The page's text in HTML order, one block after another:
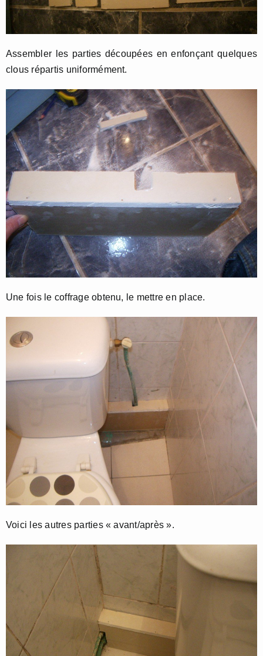
Assembler les parties découpées en enfonçant quelques
clous répartis uniformément.
Une fois le coffrage obtenu, le mettre en place.
Voici les autres parties « avant/après ».